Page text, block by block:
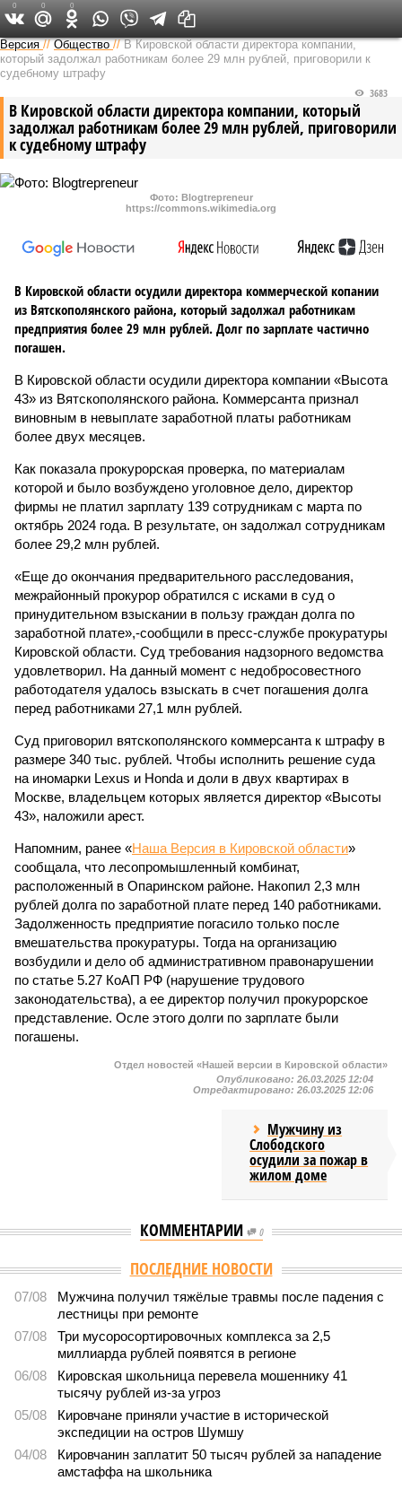
Версия в Кирове
Версия //Общество //В Кировской области директора компании,
который задолжал работникам более 29 млн рублей, приговорили к
судебному штрафу
В Кировской области директора компании, который
задолжал работникам более 29 млн рублей, приговорили
к судебному штрафу
3683
Фото: Blogtrepreneur
https://commons.wikimedia.org
В Кировской области осудили директора коммерческой копании
из Вятскополянского района, который задолжал работникам
предприятия более 29 млн рублей. Долг по зарплате частично
погашен.
В Кировской области осудили директора компании «Высота
43» из Вятскополянского района. Коммерсанта признал
виновным в невыплате заработной платы работникам
более двух месяцев.
Как показала прокурорская проверка, по материалам
которой и было возбуждено уголовное дело, директор
фирмы не платил зарплату 139 сотрудникам с марта по
октябрь 2024 года. В результате, он задолжал сотрудникам
более 29,2 млн рублей.
«Еще до окончания предварительного расследования,
межрайонный прокурор обратился с исками в суд о
принудительном взыскании в пользу граждан долга по
заработной плате»,-сообщили в пресс-службе прокуратуры
Кировской области. Суд требования надзорного ведомства
удовлетворил. На данный момент с недобросовестного
работодателя удалось взыскать в счет погашения долга
перед работниками 27,1 млн рублей.
Суд приговорил вятскополянского коммерсанта к штрафу в
размере 340 тыс. рублей. Чтобы исполнить решение суда
на иномарки Lexus и Honda и доли в двух квартирах в
Москве, владельцем которых является директор «Высоты
43», наложили арест.
Напомним, ранее «Наша Версия в Кировской области»
сообщала, что лесопромышленный комбинат,
расположенный в Опаринском районе. Накопил 2,3 млн
рублей долга по заработной плате перед 140 работниками.
Задолженность предприятие погасило только после
вмешательства прокуратуры. Тогда на организацию
возбудили и дело об административном правонарушении
по статье 5.27 КоАП РФ (нарушение трудового
законодательства), а ее директор получил прокурорское
представление. Осле этого долги по зарплате были
погашены.
0 0 0
Отдел новостей «Нашей версии в Кировской области»
Опубликовано: 26.03.2025 12:04
Отредактировано: 26.03.2025 12:06
Мужчину из
Слободского
осудили за пожар в
жилом доме
КОММЕНТАРИИ 0
ПОСЛЕДНИЕ НОВОСТИ
07/08
Мужчина получил тяжёлые травмы после падения с
лестницы при ремонте
07/08
Три мусоросортировочных комплекса за 2,5
миллиарда рублей появятся в регионе
06/08
Кировская школьница перевела мошеннику 41
тысячу рублей из-за угроз
05/08
Кировчане приняли участие в исторической
экспедиции на остров Шумшу
04/08
Кировчанин заплатит 50 тысяч рублей за нападение
амстаффа на школьника